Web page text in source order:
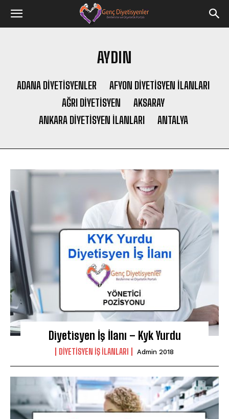
AYDIN
ADANA DIYETISYENLER
AFYON DIYETISYEN ILANLARI
AĞRI DIYETISYEN
AKSARAY
ANKARA DIYETISYEN ILANLARI
ANTALYA
Diyetisyen İş İlanı – Kyk Yurdu
DIYETISYEN IŞ ILANLARI Admin 2018